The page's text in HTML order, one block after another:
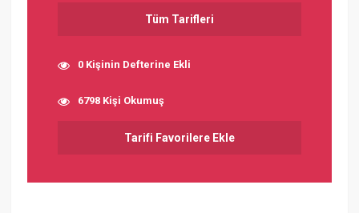
Tüm Tarifleri
0 Kişinin Defterine Ekli
6798 Kişi Okumuş
Tarifi Favorilere Ekle